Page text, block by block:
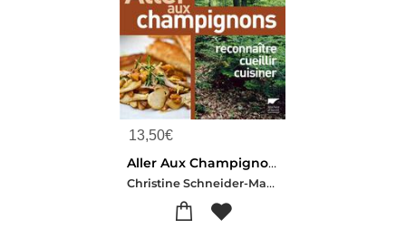
13,50€
Aller Aux Champignons ; Reconnaitre, Cueillir, Cuisiner
Christine Schneider-Maurice Gliem